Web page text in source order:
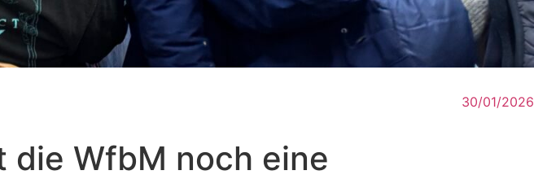
30/01/2026
die WfbM noch eine